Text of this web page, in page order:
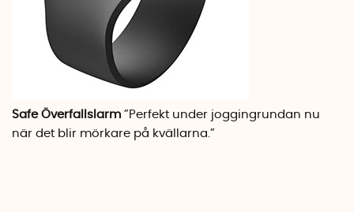
Safe Överfallslarm ”Perfekt under joggingrundan nu
när det blir mörkare på kvällarna.”